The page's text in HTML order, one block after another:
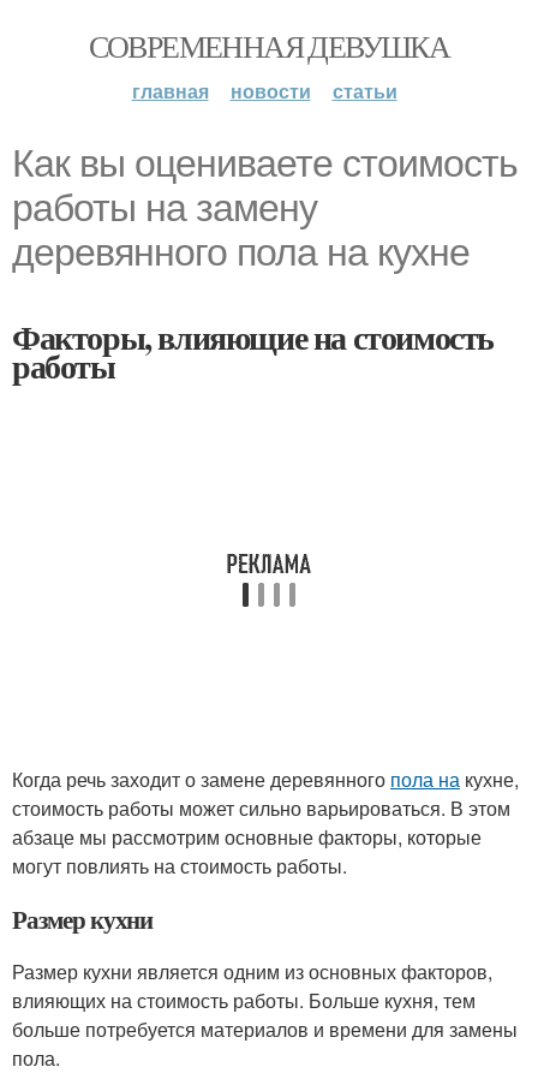
СОВРЕМЕННАЯ ДЕВУШКА
главная новости статьи
Как вы оцениваете стоимость
работы на замену
деревянного пола на кухне
Факторы, влияющие на стоимость
работы
Когда речь заходит о замене деревянного пола на кухне,
стоимость работы может сильно варьироваться. В этом
абзаце мы рассмотрим основные факторы, которые
могут повлиять на стоимость работы.
Размер кухни
Размер кухни является одним из основных факторов,
влияющих на стоимость работы. Больше кухня, тем
больше потребуется материалов и времени для замены
пола.